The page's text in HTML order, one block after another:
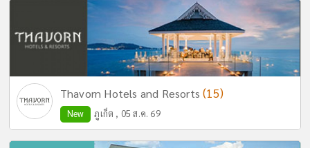
Thavorn Hotels and Resorts(15)
New ภูเก็ต , 05 ส.ค. 69